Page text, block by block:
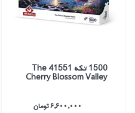
1500 تكه 41551 The
Cherry Blossom Valley
6,600,000 تومان